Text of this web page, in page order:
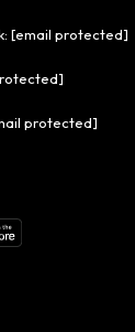
[email protected]
protected]